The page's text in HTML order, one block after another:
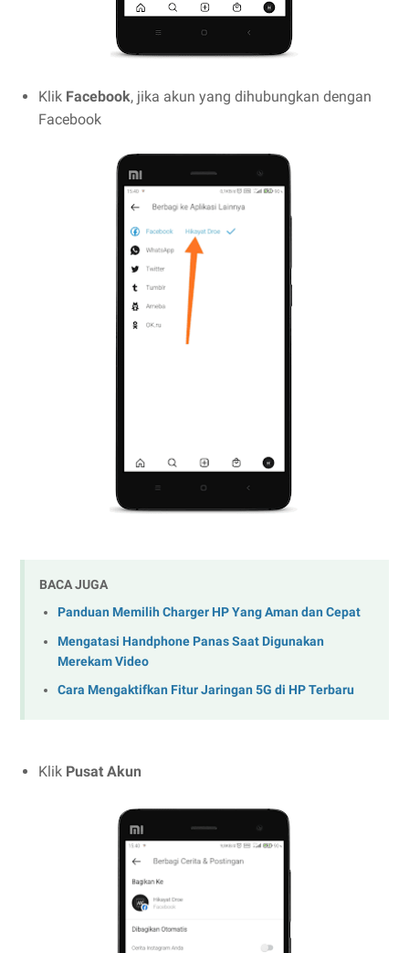
Klik Facebook, jika akun yang dihubungkan dengan
Facebook
BACA JUGA
Panduan Memilih Charger HP Yang Aman dan Cepat
Mengatasi Handphone Panas Saat Digunakan
Merekam Video
Cara Mengaktifkan Fitur Jaringan 5G di HP Terbaru
Klik Pusat Akun